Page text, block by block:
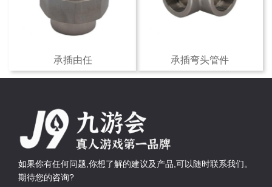
承插由任 承插弯头管件
如果你有任何问题,你想了解的建议及产品,可以随时联系我们。
期待您的咨询?